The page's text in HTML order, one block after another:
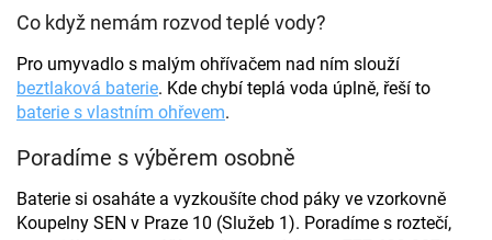
Co když nemám rozvod teplé vody?
Pro umyvadlo s malým ohřívačem nad ním slouží
beztlaková baterie. Kde chybí teplá voda úplně, řeší to
baterie s vlastním ohřevem.
Poradíme s výběrem osobně
Baterie si osaháte a vyzkoušíte chod páky ve vzorkovně
Koupelny SEN v Praze 10 (Služeb 1). Poradíme s roztečí,